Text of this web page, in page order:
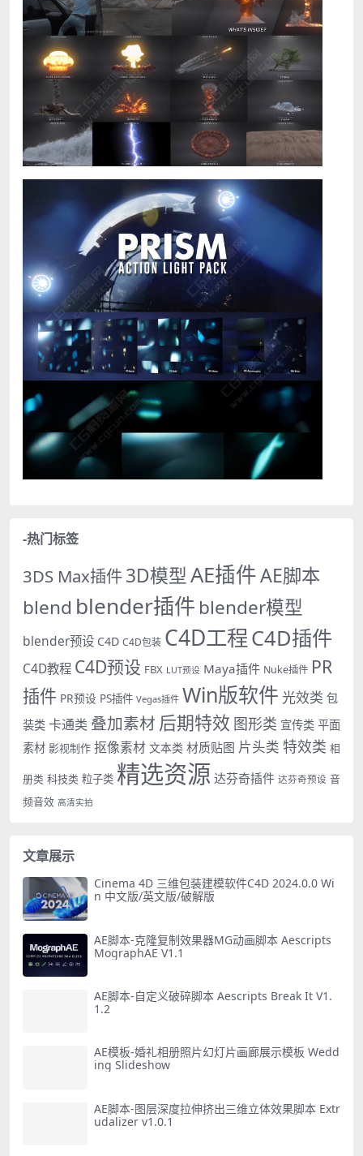
-热门标签
3DS Max插件3D模型AE插件AE脚本
blend blender插件 blender模型
blender预设 C4D C4D包装 C4D工程C4D插件
C4D教程 C4D预设 FBX LUT预设 Maya插件 Nuke插件 PR
插件 PR预设 PS插件 Vegas插件 Win版软件 光效类 包
装类 卡通类 叠加素材 后期特效 图形类 宣传类 平面
素材 影视制作 抠像素材 文本类 材质贴图 片头类 特效类 相
册类 科技类 粒子类 精选资源 达芬奇插件 达芬奇预设 音
频音效 高清实拍
文章展示
Cinema 4D 三维包装建模软件C4D 2024.0.0 Wi
n 中文版/英文版/破解版
AE脚本-克隆复制效果器MG动画脚本 Aescripts
MographAE V1.1
AE脚本-自定义破碎脚本 Aescripts Break It V1.
1.2
AE模板-婚礼相册照片幻灯片画廊展示模板 Wedd
ing Slideshow
AE脚本-图层深度拉伸挤出三维立体效果脚本 Extr
udalizer v1.0.1